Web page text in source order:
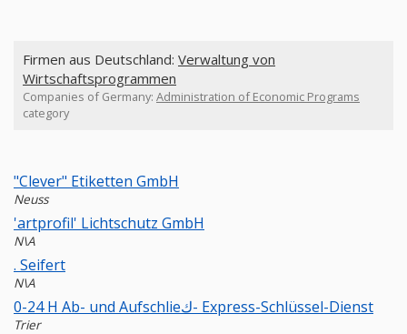
Firmen aus Deutschland: Verwaltung von
Wirtschaftsprogrammen
Companies of Germany: Administration of Economic Programs
category
"Clever" Etiketten GmbH
Neuss
'artprofil' Lichtschutz GmbH
N\A
. Seifert
N\A
0-24 H Ab- und Aufschlieك- Express-Schlüssel-Dienst
Trier